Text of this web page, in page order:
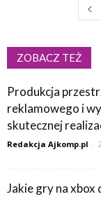
ZOBACZ TEŻ
Produkcja
reklamowego i
skutecznej
Redakcja Ajkomp.pl -
Jakie gry na xbox